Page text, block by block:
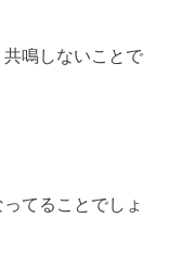
鳴しないことで
てることでしょ